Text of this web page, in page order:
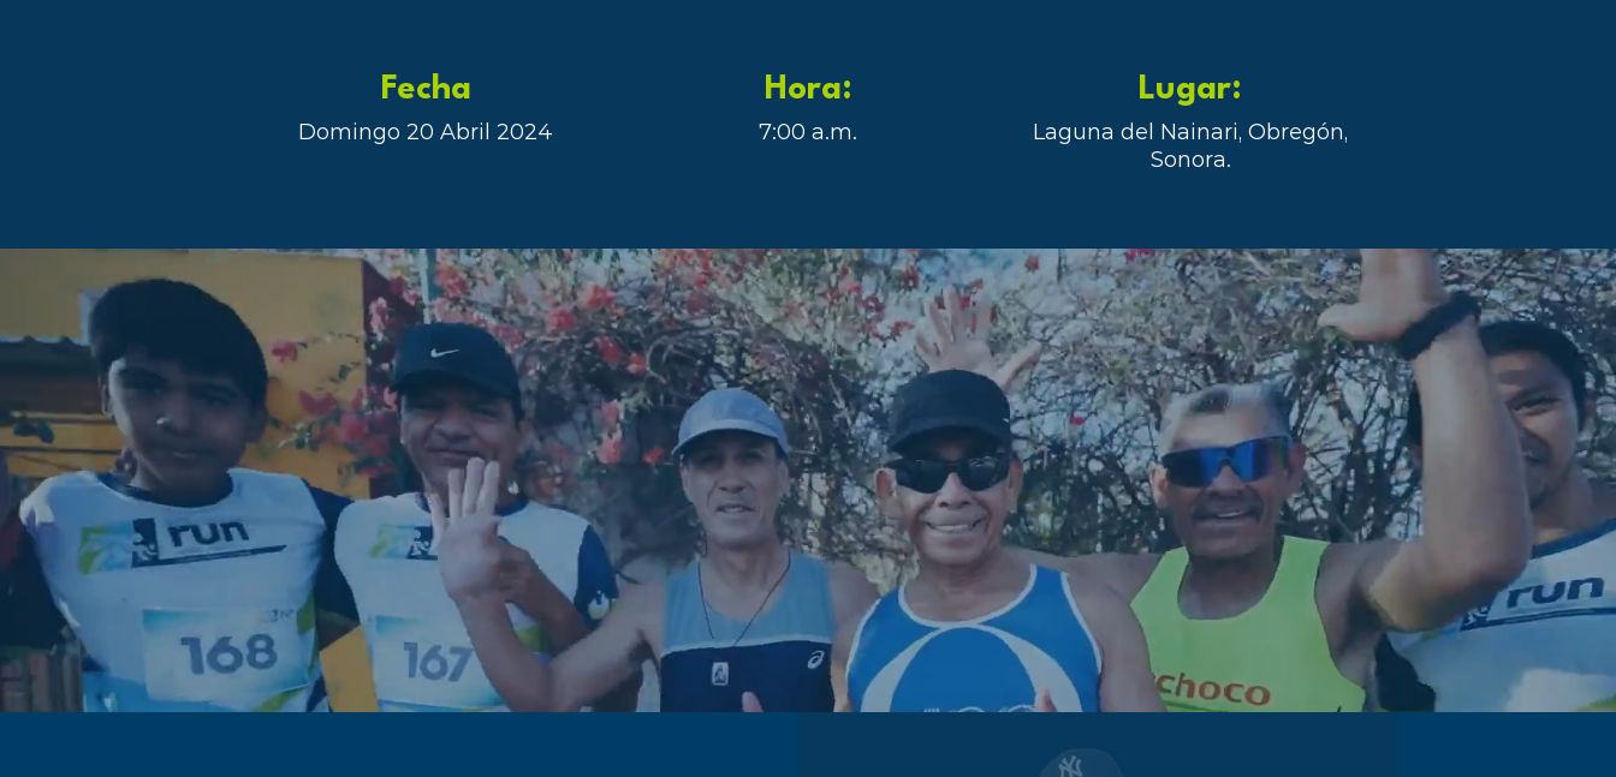
Fecha
Domingo 20 Abril 2024
Hora:
7:00 a.m.
Lugar:
Laguna del Nainari, Obregón,
Sonora.